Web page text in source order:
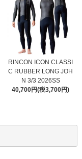
RINCON ICON CLASSI
C RUBBER LONG JOH
N 3/3 2026SS
40,700円(税3,700円)